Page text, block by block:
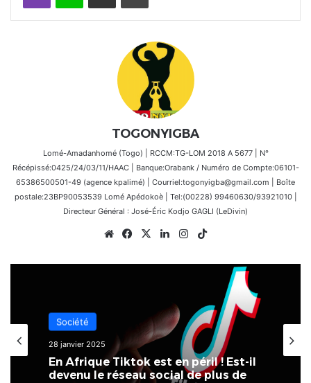
TOGONYIGBA
Lomé-Amadanhomé (Togo) | RCCM:TG-LOM 2018 A 5677 | N°
Récépissé:0425/24/03/11/HAAC | Banque:Orabank / Numéro de Compte:06101-
65386500501-49 (agence kpalimé) | Courriel:togonyigba@gmail.com | Boîte
postale:23BP90053539 Lomé Apédokoè | Tel:(00228) 99460630/93921010 |
Directeur Général : José-Éric Kodjo GAGLI (LeDivin)
WebsiteFacebook
X LinkedinInstagram
Société
28 janvier 2025
En Afrique Tiktok est en péril ! Est-il
devenu le réseau social de plus de